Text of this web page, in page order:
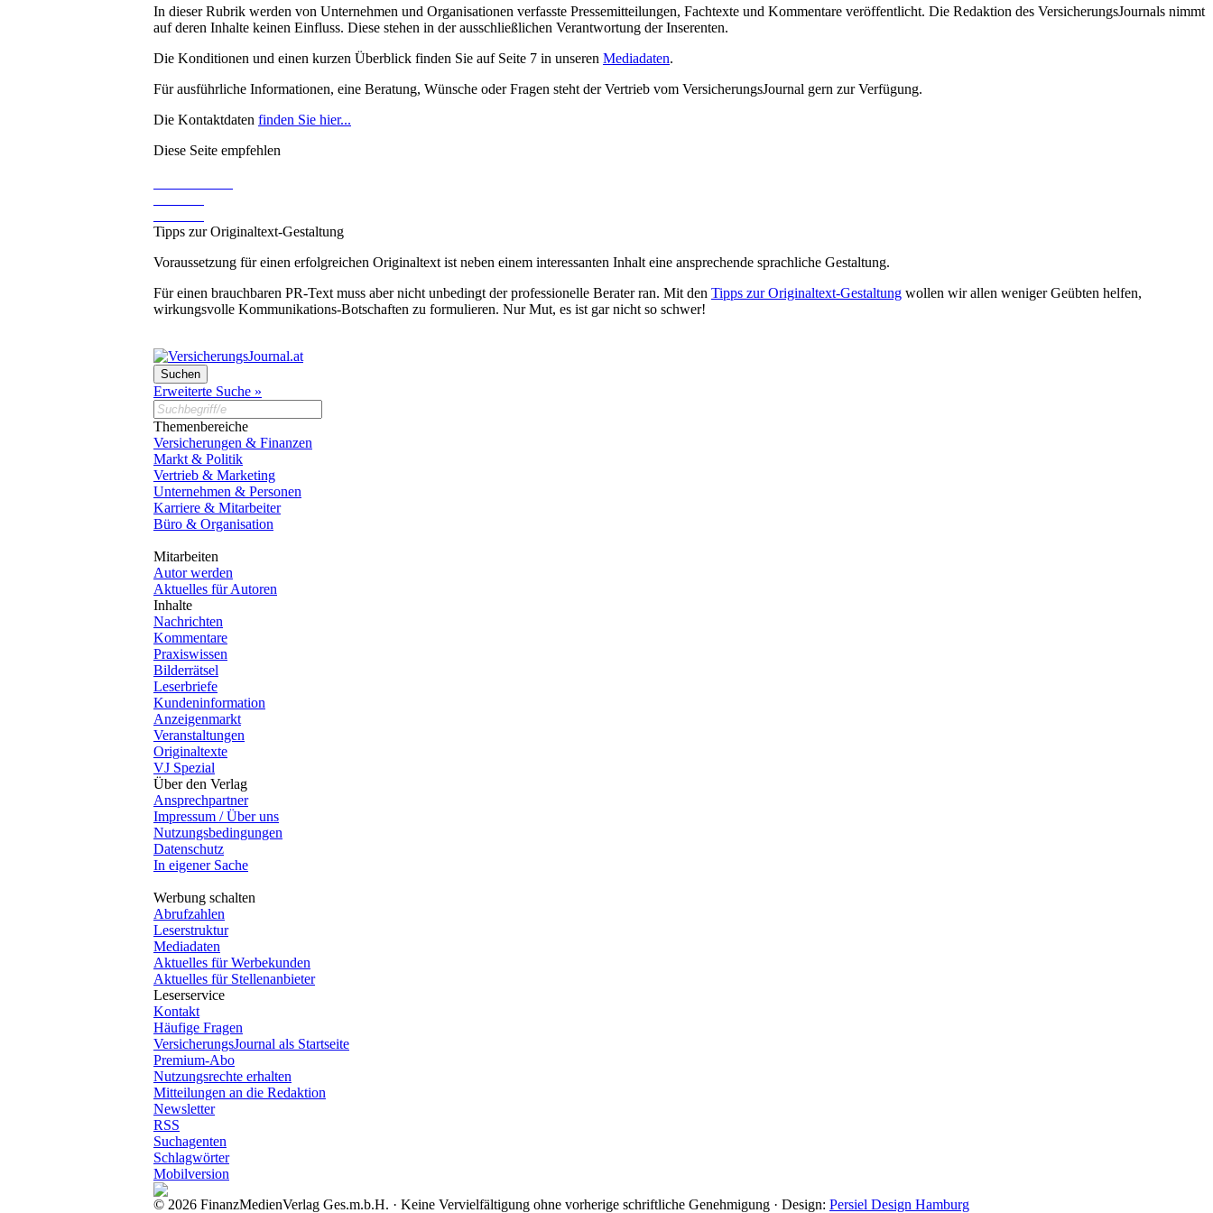
In dieser Rubrik werden von Unternehmen und Organisationen verfasste Pressemitteilungen, Fachtexte und Kommentare veröffentlicht. Die Redaktion des VersicherungsJournals nimmt
auf deren Inhalte keinen Einfluss. Diese stehen in der ausschließlichen Verantwortung der Inserenten.
Die Konditionen und einen kurzen Überblick finden Sie auf Seite 7 in unseren Mediadaten.
Für ausführliche Informationen, eine Beratung, Wünsche oder Fragen steht der Vertrieb vom VersicherungsJournal gern zur Verfügung.
Die Kontaktdaten finden Sie hier...
Diese Seite empfehlen
Tipps zur Originaltext-Gestaltung
Voraussetzung für einen erfolgreichen Originaltext ist neben einem interessanten Inhalt eine ansprechende sprachliche Gestaltung.
Für einen brauchbaren PR-Text muss aber nicht unbedingt der professionelle Berater ran. Mit den Tipps zur Originaltext-Gestaltung wollen wir allen weniger Geübten helfen,
wirkungsvolle Kommunikations-Botschaften zu formulieren. Nur Mut, es ist gar nicht so schwer!
Erweiterte Suche »
Themenbereiche
Versicherungen & Finanzen
Markt & Politik
Vertrieb & Marketing
Unternehmen & Personen
Karriere & Mitarbeiter
Büro & Organisation
Mitarbeiten
Autor werden
Aktuelles für Autoren
Inhalte
Nachrichten
Kommentare
Praxiswissen
Bilderrätsel
Leserbriefe
Kundeninformation
Anzeigenmarkt
Veranstaltungen
Originaltexte
VJ Spezial
Über den Verlag
Ansprechpartner
Impressum / Über uns
Nutzungsbedingungen
Datenschutz
In eigener Sache
Werbung schalten
Abrufzahlen
Leserstruktur
Mediadaten
Aktuelles für Werbekunden
Aktuelles für Stellenanbieter
Leserservice
Kontakt
Häufige Fragen
VersicherungsJournal als Startseite
Premium-Abo
Nutzungsrechte erhalten
Mitteilungen an die Redaktion
Newsletter
RSS
Suchagenten
Schlagwörter
Mobilversion
© 2026 FinanzMedienVerlag Ges.m.b.H. · Keine Vervielfältigung ohne vorherige schriftliche Genehmigung · Design: Persiel Design Hamburg